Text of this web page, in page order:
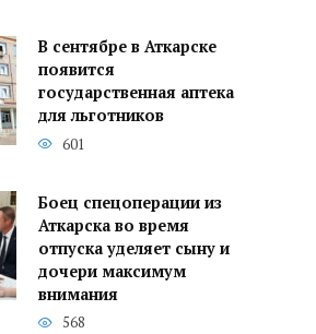
В сентябре в Аткарске
появится
государственная аптека
для льготников
601
Боец спецоперации из
Аткарска во время
отпуска уделяет сыну и
дочери максимум
внимания
568